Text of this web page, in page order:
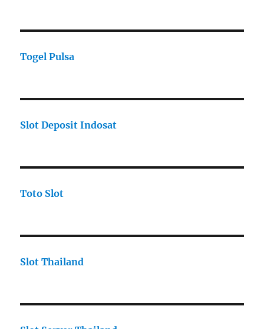
Togel Pulsa
Slot Deposit Indosat
Toto Slot
Slot Thailand